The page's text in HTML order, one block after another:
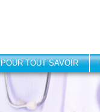
POUR TOUT SAVOIR